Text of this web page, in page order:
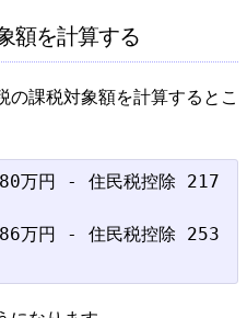
額を計算する
の課税対象額を計算するとこ
万円 - 住民税控除 217
万円 - 住民税控除 253